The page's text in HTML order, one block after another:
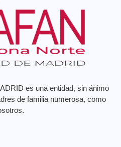
es una entidad, sin ánimo
de familia numerosa, como